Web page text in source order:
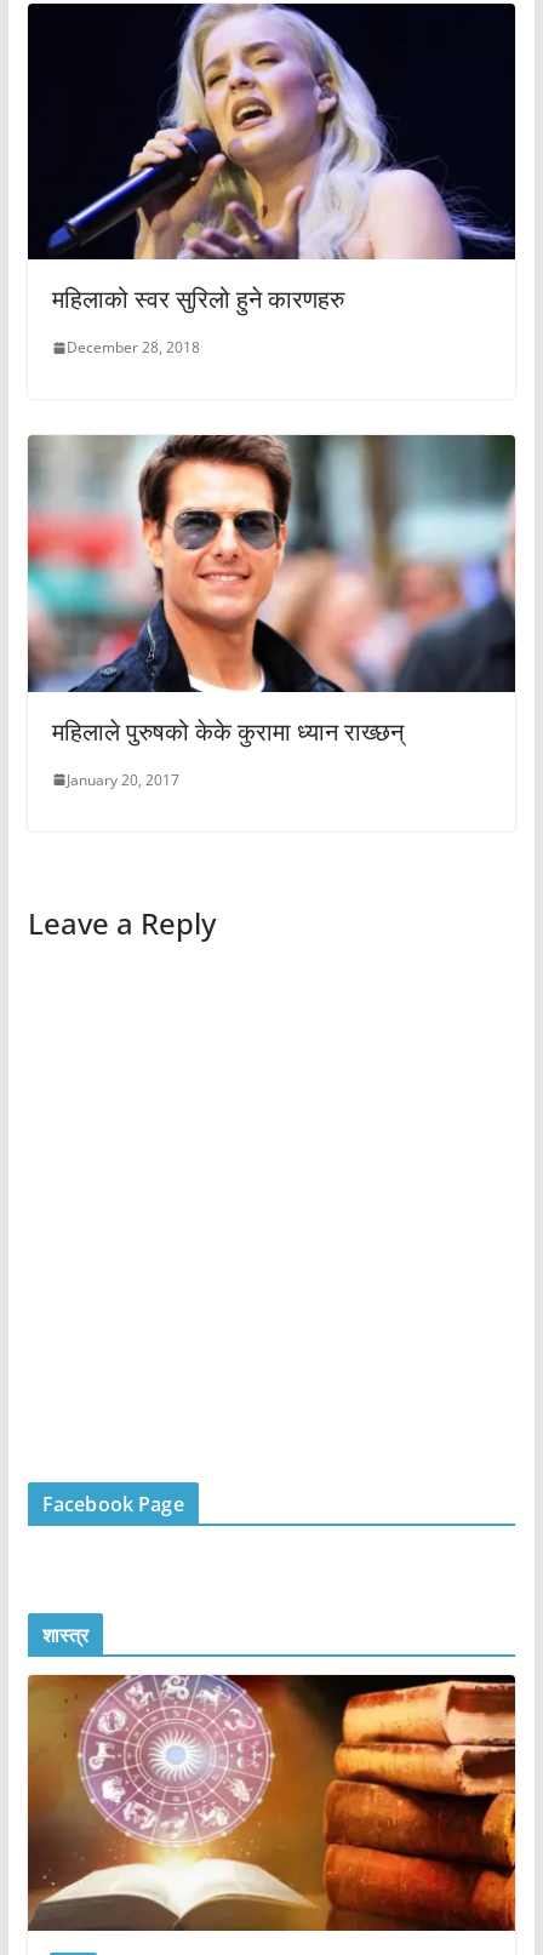
महिलाको स्वर सुरिलो हुने कारणहरु
December 28, 2018
महिलाले पुरुषको केके कुरामा ध्यान राख्छन्
January 20, 2017
Leave a Reply
Facebook Page
शास्त्र